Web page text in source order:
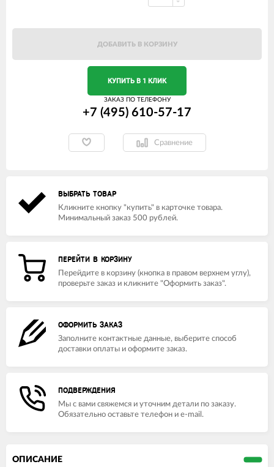
ДОБАВИТЬ В КОРЗИНУ
КУПИТЬ В 1 КЛИК
ЗАКАЗ ПО ТЕЛЕФОНУ
+7 (495) 610-57-17
Сравнение
ВЫБРАТЬ ТОВАР
Кликните кнопку "купить" в карточке товара.
Минимальный заказ 500 рублей.
ПЕРЕЙТИ В КОРЗИНУ
Перейдите в корзину (кнопка в правом верхнем углу),
проверьте заказ и кликните "Оформить заказ".
ОФОРМИТЬ ЗАКАЗ
Заполните контактные данные, выберите способ
доставки оплаты и оформите заказ.
ПОДВЕРЖДЕНИЯ
Мы с вами свяжемся и уточним детали по заказу.
Обязательно оставьте телефон и e-mail.
ОПИСАНИЕ